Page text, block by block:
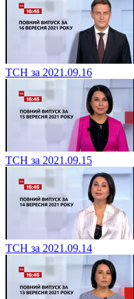
ТСН за 2021.09.16
ТСН за 2021.09.15
ТСН за 2021.09.14